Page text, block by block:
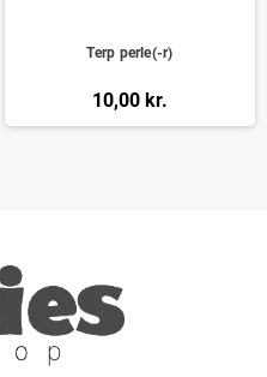
Terp perle(-r)
10,00 kr.